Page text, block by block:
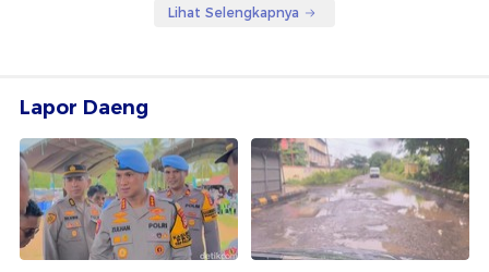
Lihat Selengkapnya
Lapor Daeng